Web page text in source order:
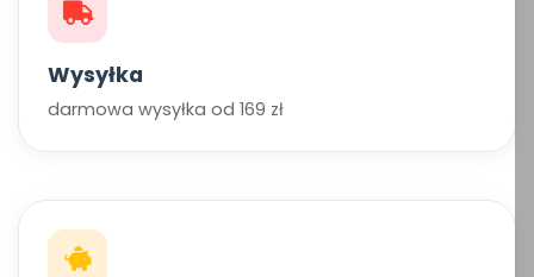
Wysyłka
darmowa wysyłka od 169 zł